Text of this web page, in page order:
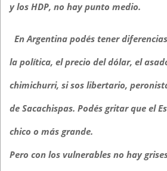
y los HDP, no hay punto medio.
En Argentina podés tener
la política, el precio del dólar, el
chimichurri, si sos libertario,
de Sacachispas. Podés gritar que el
chico o más grande.
Pero con los vulnerables no hay